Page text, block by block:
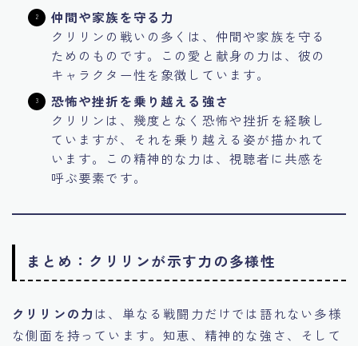
仲間や家族を守る力
クリリンの戦いの多くは、仲間や家族を守る
ためのものです。この愛と献身の力は、彼の
キャラクター性を象徴しています。
恐怖や挫折を乗り越える強さ
クリリンは、幾度となく恐怖や挫折を経験し
ていますが、それを乗り越える姿が描かれて
います。この精神的な力は、視聴者に共感を
呼ぶ要素です。
まとめ：クリリンが示す力の多様性
クリリンの力 は、単なる戦闘力だけでは語れない多様
な側面を持っています。知恵、精神的な強さ、そして